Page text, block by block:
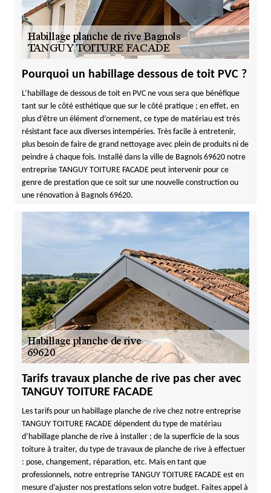
Pourquoi un habillage dessous de toit PVC ?
L’habillage de dessous de toit en PVC ne vous sera que bénéfique
tant sur le côté esthétique que sur le côté pratique ; en effet, en
plus d’être un élément d’ornement, ce type de matériau est très
résistant face aux diverses intempéries. Très facile à entretenir,
plus besoin de faire de grand nettoyage avec plein de produits ni de
peindre à chaque fois. Installé dans la ville de Bagnols 69620 notre
entreprise TANGUY TOITURE FACADE peut intervenir pour ce
genre de prestation que ce soit sur une nouvelle construction ou
une rénovation à Bagnols 69620.
Tarifs travaux planche de rive pas cher avec
TANGUY TOITURE FACADE
Les tarifs pour un habillage planche de rive chez notre entreprise
TANGUY TOITURE FACADE dépendent du type de matériau
d’habillage planche de rive à installer ; de la superficie de la sous
toiture à traiter, du type de travaux de planche de rive à effectuer
: pose, changement, réparation, etc. Mais en tant que
professionnels, notre entreprise TANGUY TOITURE FACADE est en
mesure d’ajuster nos prestations selon votre budget. Faites appel à